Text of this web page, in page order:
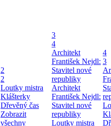
2
2
Loutky mistra
Klášterky
Dřevěný čas
Zobrazit
všechny
3
4
Architekt
František Nejdl:
Stavitel nové
republiky
Architekt
František Nejdl:
Stavitel nové
republiky
Loutky mistra
4
3